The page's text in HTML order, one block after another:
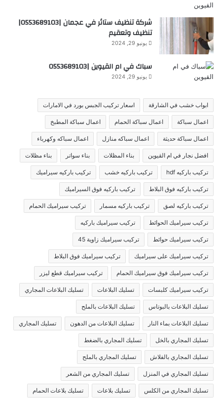
شركة تنظيف ستائر في عجمان |0553689103|
تنظيف وتعقيم
يونيو 29, 2024
سباك في ام القيوين |0553689103
يونيو 29, 2024
ابواب خشب في الشارقة اسعار تركيب الجبس بورد في الامارات
اعمال سباكة اعمال سباكة الحمام اعمال سباكة المطبخ
اعمال سباكة حديثة اعمال سباكه منازل اعمال سباكه وكهرباء
افضل نجار في ام القيوين بناء المظلات بناء سواتر بناء مظلات
تركيب باركيه hdf تركيب باركيه خشب تركيب باركيه سيراميك
تركيب باركيه فوق البلاط تركيب باركيه فوق السيراميك
تركيب باركيه لصق تركيب باركيه مسمار تركيب سيراميك الحمام
تركيب سيراميك الحوائط تركيب سيراميك باركيه
تركيب سيراميك حوائط تركيب سيراميك زاوية 45
تركيب سيراميك على سيراميك تركيب سيراميك فوق البلاط
تركيب سيراميك فوق سيراميك الحمام تركيب سيراميك قطع ليزر
تركيب سيراميك كلبسات تسليك البلاعات تسليك البلاعات المجاري
تسليك البلاعات بالبوتاس تسليك البلاعات بالملح
تسليك البلاعات بماء النار تسليك البلاعات من الدهون تسليك المجاري
تسليك المجاري بالخل تسليك المجاري بالضغط
تسليك المجاري بالفلاش تسليك المجاري بالملح
تسليك المجاري في المنزل تسليك المجاري من الشعر
تسليك المجاري من الكلس تسليك بلاعات تسليك بلاعات الحمام